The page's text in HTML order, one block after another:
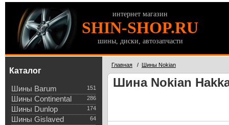
интернет магазин
SHIN-SHOP.RU
шины, диски, автозапчасти
Каталог
151
Шины Barum
286
Шины Continental
174
Шины Dunlop
64
Шины Gislaved
Главная / Шины Nokian
Шина Nokian